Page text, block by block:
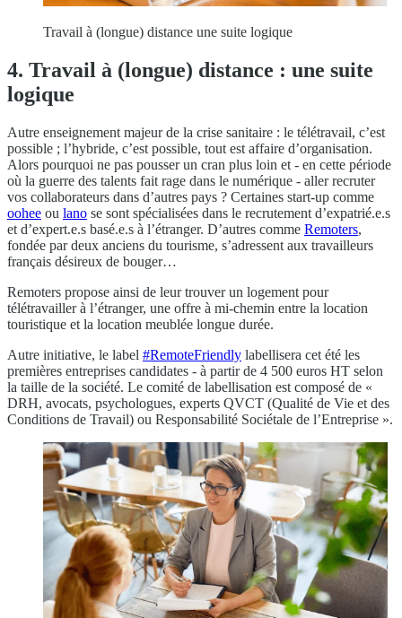
Travail à (longue) distance une suite logique
4. Travail à (longue) distance : une suite
logique
Autre enseignement majeur de la crise sanitaire : le télétravail, c’est
possible ; l’hybride, c’est possible, tout est affaire d’organisation.
Alors pourquoi ne pas pousser un cran plus loin et - en cette période
où la guerre des talents fait rage dans le numérique - aller recruter
vos collaborateurs dans d’autres pays ? Certaines start-up comme
oohee ou lano se sont spécialisées dans le recrutement d’expatrié.e.s
et d’expert.e.s basé.e.s à l’étranger. D’autres comme Remoters,
fondée par deux anciens du tourisme, s’adressent aux travailleurs
français désireux de bouger…
Remoters propose ainsi de leur trouver un logement pour
télétravailler à l’étranger, une offre à mi-chemin entre la location
touristique et la location meublée longue durée.
Autre initiative, le label #RemoteFriendly labellisera cet été les
premières entreprises candidates - à partir de 4 500 euros HT selon
la taille de la société. Le comité de labellisation est composé de «
DRH, avocats, psychologues, experts QVCT (Qualité de Vie et des
Conditions de Travail) ou Responsabilité Sociétale de l’Entreprise ».